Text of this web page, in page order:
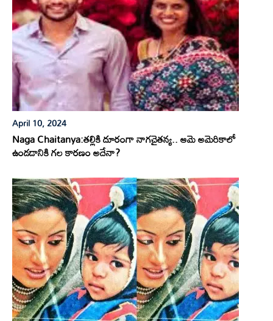
April 10, 2024
Naga Chaitanya:తల్లికి దూరంగా నాగచైతన్య.. ఆమె అమెరికాలో
ఉండడానికి గల కారణం అదేనా?